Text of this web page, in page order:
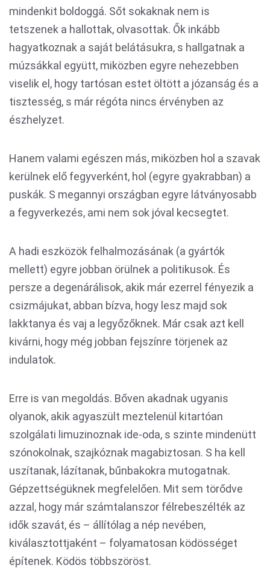
mindenkit boldoggá. Sőt sokaknak nem is
tetszenek a hallottak, olvasottak. Ők inkább
hagyatkoznak a saját belátásukra, s hallgatnak a
múzsákkal együtt, miközben egyre nehezebben
viselik el, hogy tartósan estet öltött a józanság és a
tisztesség, s már régóta nincs érvényben az
észhelyzet.
Hanem valami egészen más, miközben hol a szavak
kerülnek elő fegyverként, hol (egyre gyakrabban) a
puskák. S megannyi országban egyre látványosabb
a fegyverkezés, ami nem sok jóval kecsegtet.
A hadi eszközök felhalmozásának (a gyártók
mellett) egyre jobban örülnek a politikusok. És
persze a degenárálisok, akik már ezerrel fényezik a
csizmájukat, abban bízva, hogy lesz majd sok
lakktanya és vaj a legyőzőknek. Már csak azt kell
kivárni, hogy még jobban fejszínre törjenek az
indulatok.
Erre is van megoldás. Bőven akadnak ugyanis
olyanok, akik agyaszült meztelenül kitartóan
szolgálati limuzinoznak ide-oda, s szinte mindenütt
szónokolnak, szajkóznak magabiztosan. S ha kell
uszítanak, lázítanak, bűnbakokra mutogatnak.
Gépzettségüknek megfelelően. Mit sem törődve
azzal, hogy már számtalanszor félrebeszélték az
idők szavát, és – állítólag a nép nevében,
kiválasztottjaként – folyamatosan ködösséget
építenek. Ködös többszöröst.